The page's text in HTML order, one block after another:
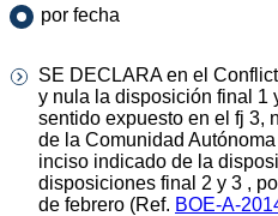
por fecha
SE DECLARA en el
y nula la disposición final 1
sentido expuesto en el fj 3,
de la Comunidad
inciso indicado de la
disposiciones final 2 y 3 ,
de febrero (Ref. BOE-A-